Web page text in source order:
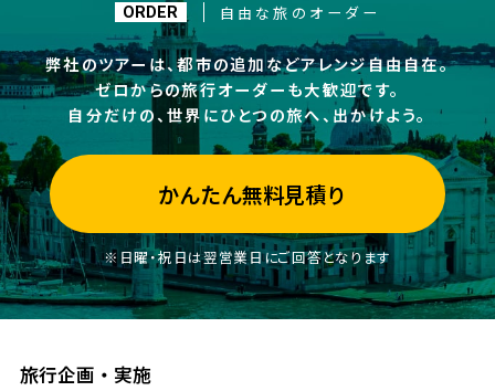
ORDER 自由な旅のオーダー
弊社のツアーは、都市の追加などアレンジ自由自在。
ゼロからの旅行オーダーも大歓迎です。
自分だけの、世界にひとつの旅へ、出かけよう。
かんたん無料見積り
※日曜・祝日は翌営業日にご回答となります
旅行企画・実施